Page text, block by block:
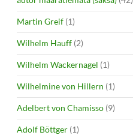
Martin Greif (1)
Wilhelm Hauff (2)
Wilhelm Wackernagel (1)
Wilhelmine von Hillern (1)
Adelbert von Chamisso (9)
Adolf Böttger (1)